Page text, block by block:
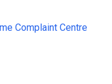
Complaint Centre